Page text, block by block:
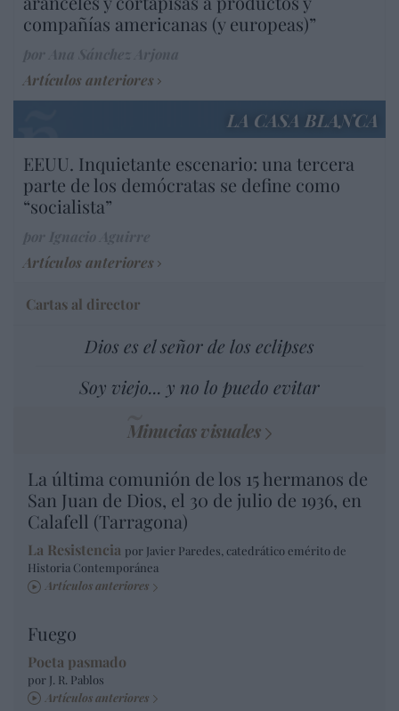
compañías americanas (y europeas)”
Artículos anteriores
LA CASA BLANCA
EEUU. Inquietante escenario: una tercera
parte de los demócratas se define como
“socialista”
Artículos anteriores
Cartas al director
Dios es el señor de los eclipses
Soy viejo... y no lo puedo evitar
Minucias visuales
La última comunión de los 15 hermanos de
San Juan de Dios, el 30 de julio de 1936, en
Calafell (Tarragona)
La Resistencia por Javier Paredes, catedrático emérito de
Historia Contemporánea
Artículos anteriores
Fuego
Poeta pasmado
por J. R. Pablos
Artículos anteriores